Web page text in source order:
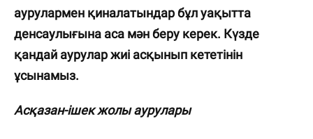
аурулармен қиналатындар бұл уақытта
денсаулығына аса мән беру керек. Күзде
қандай аурулар жиі асқынып кететінін
ұсынамыз.
Асқазан-ішек жолы аурулары